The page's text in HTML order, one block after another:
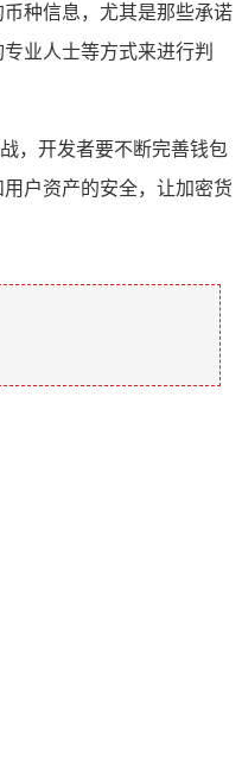
种信息，尤其是那些承诺
业人士等方式来进行判
，开发者要不断完善钱包
户资产的安全，让加密货